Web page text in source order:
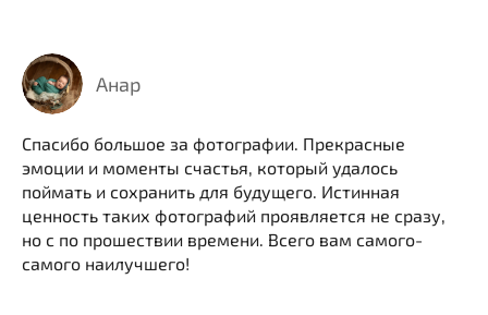
Анар
Спасибо большое за фотографии. Прекрасные
эмоции и моменты счастья, который удалось
поймать и сохранить для будущего. Истинная
ценность таких фотографий проявляется не сразу,
но с по прошествии времени. Всего вам самого-
самого наилучшего!